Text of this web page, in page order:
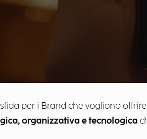
per i Brand che vogliono
organizzativa e tecnologica